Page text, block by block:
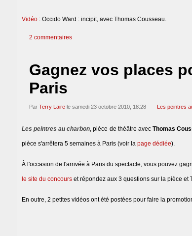
Vidéo : Occido Ward : incipit, avec Thomas Cousseau.
2 commentaires
Gagnez vos places
Paris
Par Terry Laire le samedi 23 octobre 2010, 18:28 Les peintres
Les peintres au charbon, pièce de théâtre avec Thomas
pièce s'arrêtera 5 semaines à Paris (voir la page dédiée).
À l'occasion de l'arrivée à Paris du spectacle, vous pouvez
le site du concours et répondez aux 3 questions sur la pièce et
En outre, 2 petites vidéos ont été postées pour faire la